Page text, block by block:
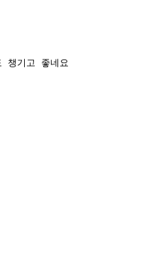
챙기고 좋네요